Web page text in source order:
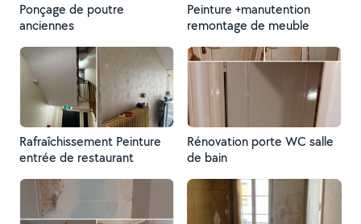
Ponçage de poutre
anciennes
Peinture +manutention
remontage de meuble
Rafraîchissement Peinture
entrée de restaurant
Rénovation porte WC salle
de bain